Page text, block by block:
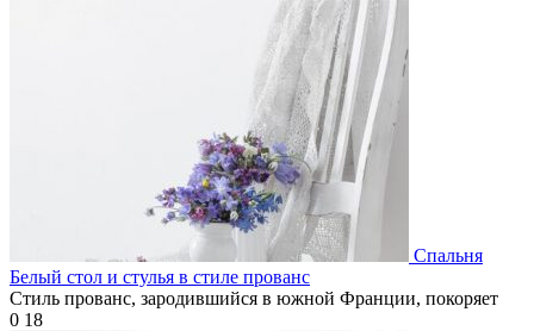
Спальня
Белый стол и стулья в стиле прованс
Стиль прованс, зародившийся в южной Франции, покоряет
0 18